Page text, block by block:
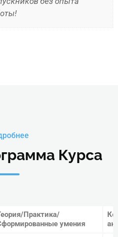
Курса
Практика/
умения